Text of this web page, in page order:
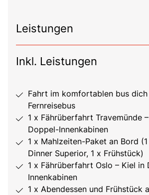
Leistungen
Inkl. Leistungen
Fahrt im komfortablen bus dich
Fernreisebus
1 x Fährüberfahrt Travemünde
Doppel-Innenkabinen
1 x Mahlzeiten-Paket an Bord
Dinner Superior, 1 x Frühstück)
1 x Fährüberfahrt Oslo – Kiel in
Innenkabinen
1 x Abendessen und Frühstück